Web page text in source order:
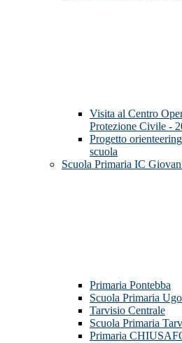
Visita al Centro
Protezione Civile -
Progetto
scuola
Scuola Primaria IC
Primaria Pontebba
Scuola Primaria
Tarvisio Centrale
Scuola Primaria
Primaria